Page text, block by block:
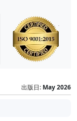
出版日: May 2026